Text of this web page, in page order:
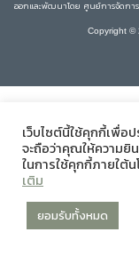
ออกและพัฒนาโดย ศูนย์การจัดกา
Copyright ©
เว็บไซต์นี้ใช้คุกกี้เพื่อ
จะถือว่าคุณให้ความยิ
ในการใช้คุกกี้ภายใต้
เติม
ยอมรับทั้งหมด